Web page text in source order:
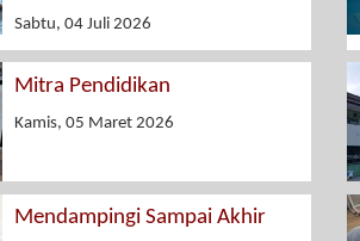
Sabtu, 04 Juli 2026
Mitra Pendidikan
Kamis, 05 Maret 2026
Mendampingi Sampai Akhir